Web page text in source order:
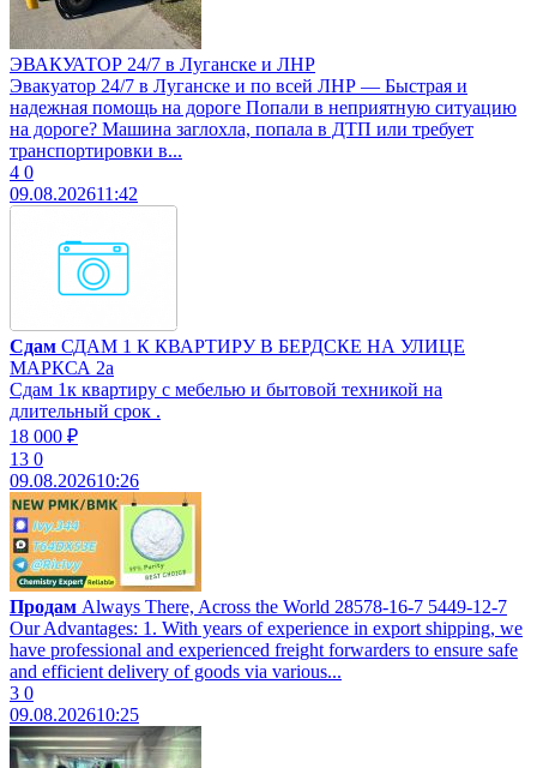
ЭВАКУАТОР 24/7 в Луганске и ЛНР
Эвакуатор 24/7 в Луганске и по всей ЛНР — Быстрая и
надежная помощь на дороге Попали в неприятную ситуацию
на дороге? Машина заглохла, попала в ДТП или требует
транспортировки в...
4 0
09.08.202611:42
Сдам СДАМ 1 К КВАРТИРУ В БЕРДСКЕ НА УЛИЦЕ
МАРКСА 2а
Сдам 1к квартиру с мебелью и бытовой техникой на
длительный срок .
18 000 ₽
13 0
09.08.202610:26
Продам Always There, Across the World 28578-16-7 5449-12-7
Our Advantages: 1. With years of experience in export shipping, we
have professional and experienced freight forwarders to ensure safe
and efficient delivery of goods via various...
3 0
09.08.202610:25